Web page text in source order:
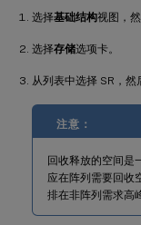
选择基础结构视图，
选择存储选项卡。
从列表中选择 SR，然
注意：
回收释放的空间是
应在阵列需要回收
排在非阵列需求高